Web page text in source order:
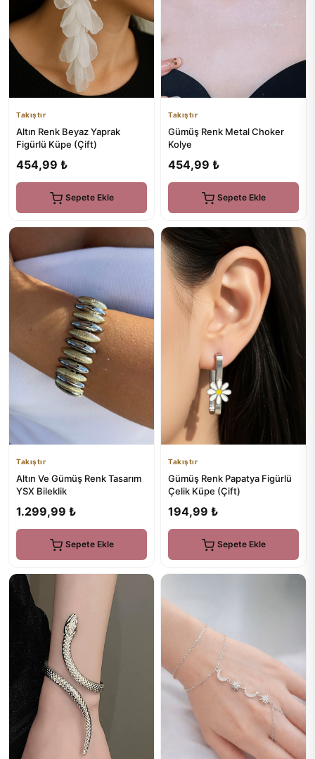
Takıştır
Altın Renk Beyaz Yaprak
Figürlü Küpe (Çift)
454,99 ₺
Sepete Ekle
Takıştır
Gümüş Renk Metal Choker
Kolye
454,99 ₺
Sepete Ekle
Takıştır
Altın Ve Gümüş Renk Tasarım
YSX Bileklik
1.299,99 ₺
Sepete Ekle
Takıştır
Gümüş Renk Papatya Figürlü
Çelik Küpe (Çift)
194,99 ₺
Sepete Ekle